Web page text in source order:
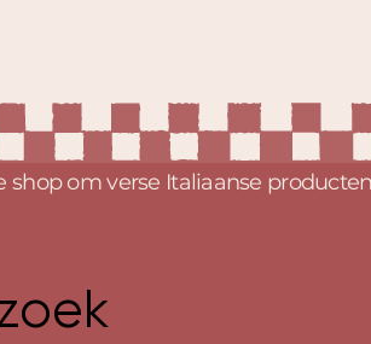
shop om verse Italiaanse